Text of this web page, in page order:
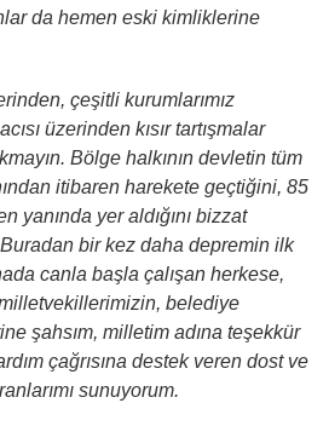
da hemen eski kimliklerine
çeşitli kurumlarımız
üzerinden kısır tartışmalar
Bölge halkının devletin tüm
itibaren harekete geçtiğini, 85
yanında yer aldığını bizzat
bir kez daha depremin ilk
canla başla çalışan herkese,
belediye
şahsım, milletim adına teşekkür
çağrısına destek veren dost ve
sunuyorum.